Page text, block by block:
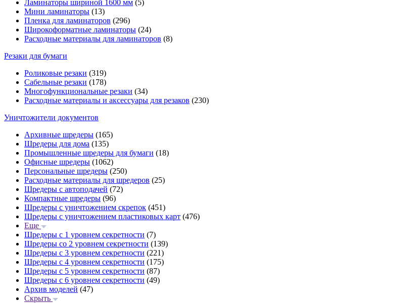
Ламинаторы шириной 1600 мм (5)
Мини ламинаторы (13)
Пленка для ламинаторов (296)
Широкоформатные ламинаторы (24)
Расходные материалы для ламинаторов (8)
Резаки для бумаги
Роликовые резаки (319)
Сабельные резаки (178)
Многофункциональные резаки (34)
Расходные материалы и аксессуары для резаков (230)
Уничтожители документов
Архивные шредеры (165)
Шредеры для дома (135)
Промышленные шредеры для бумаги (18)
Офисные шредеры (1062)
Персональные шредеры (250)
Расходные материалы для шредеров (25)
Шредеры с автоподачей (72)
Компактные шредеры (96)
Шредеры с уничтожением скрепок (451)
Шредеры с уничтожением пластиковых карт (476)
Еще
Шредеры с 1 уровнем секретности (7)
Шредеры со 2 уровнем секретности (139)
Шредеры с 3 уровнем секретности (221)
Шредеры с 4 уровнем секретности (175)
Шредеры с 5 уровнем секретности (87)
Шредеры с 6 уровнем секретности (49)
Архив моделей (47)
Скрыть